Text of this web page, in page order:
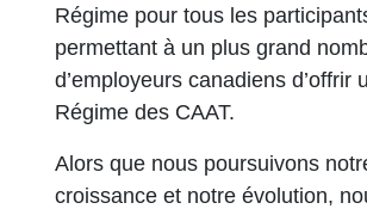
Régime pour tous les
permettant à un plus grand
d’employeurs canadiens d’offrir
Régime des CAAT.
Alors que nous poursuivons
croissance et notre évolution,